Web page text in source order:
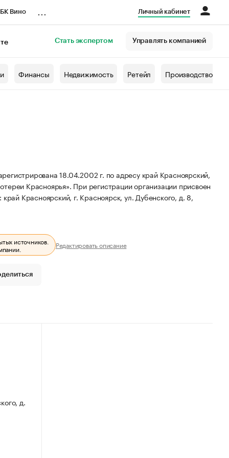
Вино Личный кабинет
Стать экспертом Управлять компанией
Финансы Недвижимость Ретейл Производство
18.04.2002 г. по адресу край Красноярский,
Красноярья». При регистрации организации присвоен
Красноярский, г. Красноярск, ул. Дубенского, д. 8,
источников. Редактировать описание
д.